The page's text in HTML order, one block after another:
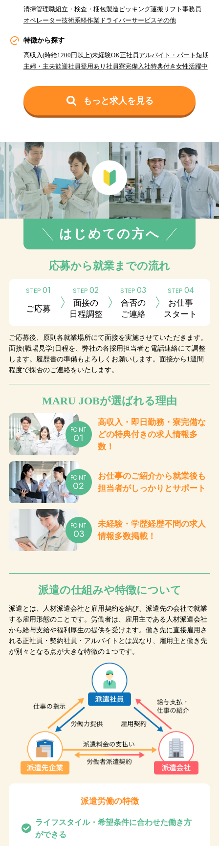
清掃管理職組立・検査・梱包製造 ピッキング運搬 リフト 事務員
オペレーター技術系軽作業ドライバーサービス その他
特徴から探す
高収入(時給1200円以上)未経験OK正社員 アルバイト・パート 短期
主婦・主夫歓迎社員登用あり 社員寮完備入社特典付き 女性活躍中
もっと求人を見る
はじめての方へ
応募から就業までの流れ
STEP 01
ご応募
STEP 02
面接の
日程調整
STEP 03
合否の
ご連絡
STEP 04
お仕事
スタート
ご応募後、原則各就業場所にて面接を実施させていただきます。
面接(職場見学)日程を、弊社の各採用担当者と電話連絡にて調整
します。履歴書の準備もよろしくお願いします。面接から1週間
程度で採否のご連絡をいたします。
MARU JOBが選ばれる理由
POINT
01
高収入・即日勤務・ 寮完備な
どの特典付きの求人情報多
数！
POINT
02
お仕事のご紹介から就業後も
担当者がしっかりとサポート
POINT
03
未経験・ 学歴経歴不問の求人
情報多数掲載！
派遣の仕組みや特徴について
派遣とは、人材派遣会社と雇用契約を結び、派遣先の会社で就業
する雇用形態のことです。 労働者は、雇用主である人材派遣会社
から給与支給や福利厚生の提供を受けます。 働き先に直接雇用さ
れる正社員・契約社員・アルバイトとは異なり、雇用主と働き先
が別々となる点が大きな特徴の１つです。
派遣労働の特徴
ライフスタイル・希望条件に合わせた働き方
ができる